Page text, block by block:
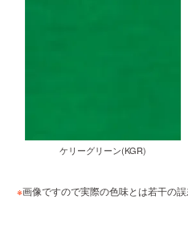
ケリーグリーン(KGR)
※画像ですので実際の色味とは若干の